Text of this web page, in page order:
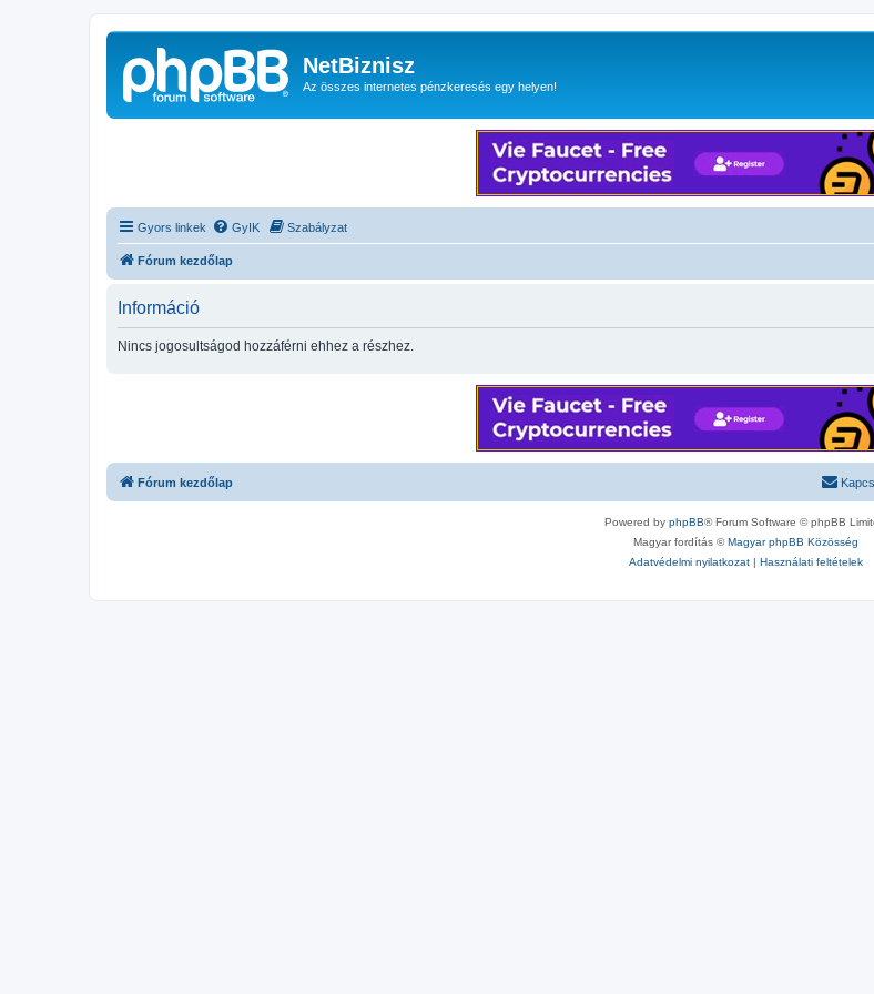
NetBiznisz
Az összes internetes pénzkeresés egy helyen!
Gyors linkek GyIK Szabályzat
Fórum kezdőlap
Információ
Nincs jogosultságod hozzáférni ehhez a részhez.
Fórum kezdőlap
Powered by phpBB® Forum Software © phpBB
Magyar fordítás ©Magyar phpBB Közösség
Adatvédelmi nyilatkozat| Használati feltételek